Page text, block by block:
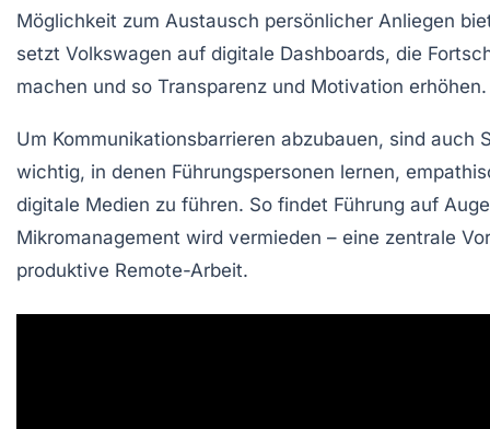
Möglichkeit zum Austausch persönlicher Anliegen
setzt Volkswagen auf digitale Dashboards, die
machen und so Transparenz und Motivation erhöhen.
Um Kommunikationsbarrieren abzubauen, sind auch
wichtig, in denen Führungspersonen lernen,
digitale Medien zu führen. So findet Führung auf
Mikromanagement wird vermieden – eine zentrale
produktive Remote-Arbeit.